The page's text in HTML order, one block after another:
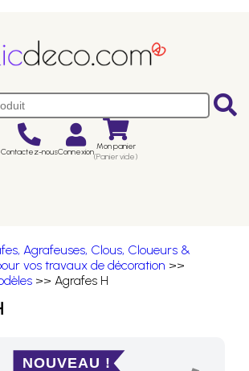
Contactez-nousConnexion Mon panier
(Panier vide)
Agrafeuses, Clous, Cloueurs &
vos travaux de décoration >>
>> Agrafes H
!